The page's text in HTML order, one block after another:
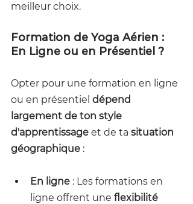
meilleur choix.
Formation de Yoga Aérien :
En Ligne ou en Présentiel ?
Opter pour une formation en ligne
ou en présentiel dépend
largement de ton style
d'apprentissage et de ta situation
géographique :
En ligne : Les formations en
ligne offrent une flexibilité